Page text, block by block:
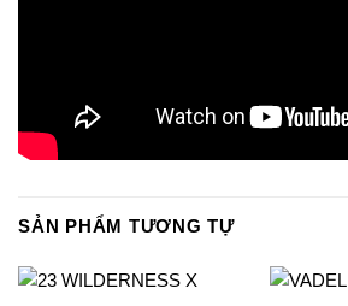
SẢN PHẨM TƯƠNG TỰ